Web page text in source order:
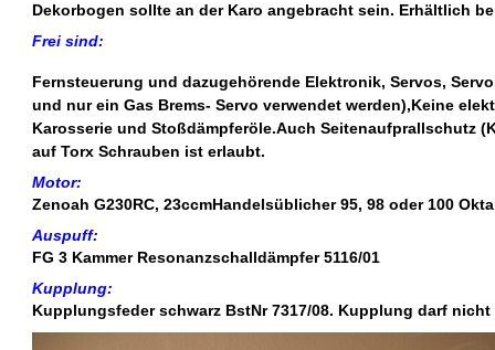
Dekorbogen sollte an der Karo angebracht sein. Erhältlich
Frei sind:
Fernsteuerung und dazugehörende Elektronik, Servos,
und nur ein Gas Brems- Servo verwendet werden),Keine
Karosserie und Stoßdämpferöle.Auch Seitenaufprallschutz
auf Torx Schrauben ist erlaubt.
Motor:
Zenoah G230RC, 23ccmHandelsüblicher 95, 98 oder 100
Auspuff:
FG 3 Kammer Resonanzschalldämpfer 5116/01
Kupplung:
Kupplungsfeder schwarz BstNr 7317/08. Kupplung darf